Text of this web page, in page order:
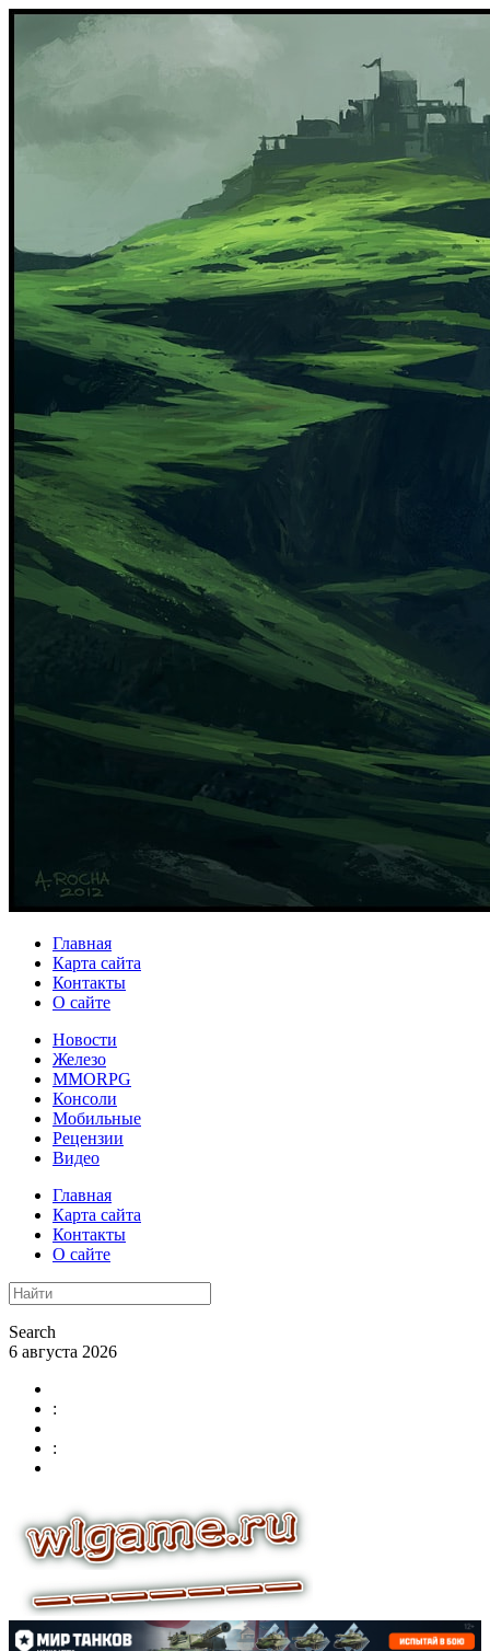
Главная
Карта сайта
Контакты
О сайте
Новости
Железо
MMORPG
Консоли
Мобильные
Рецензии
Видео
Главная
Карта сайта
Контакты
О сайте
Search
6 августа 2026
:
: